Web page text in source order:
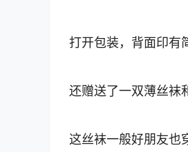
打开包装，背面印有
还赠送了一双薄丝袜
这丝袜一般好朋友也